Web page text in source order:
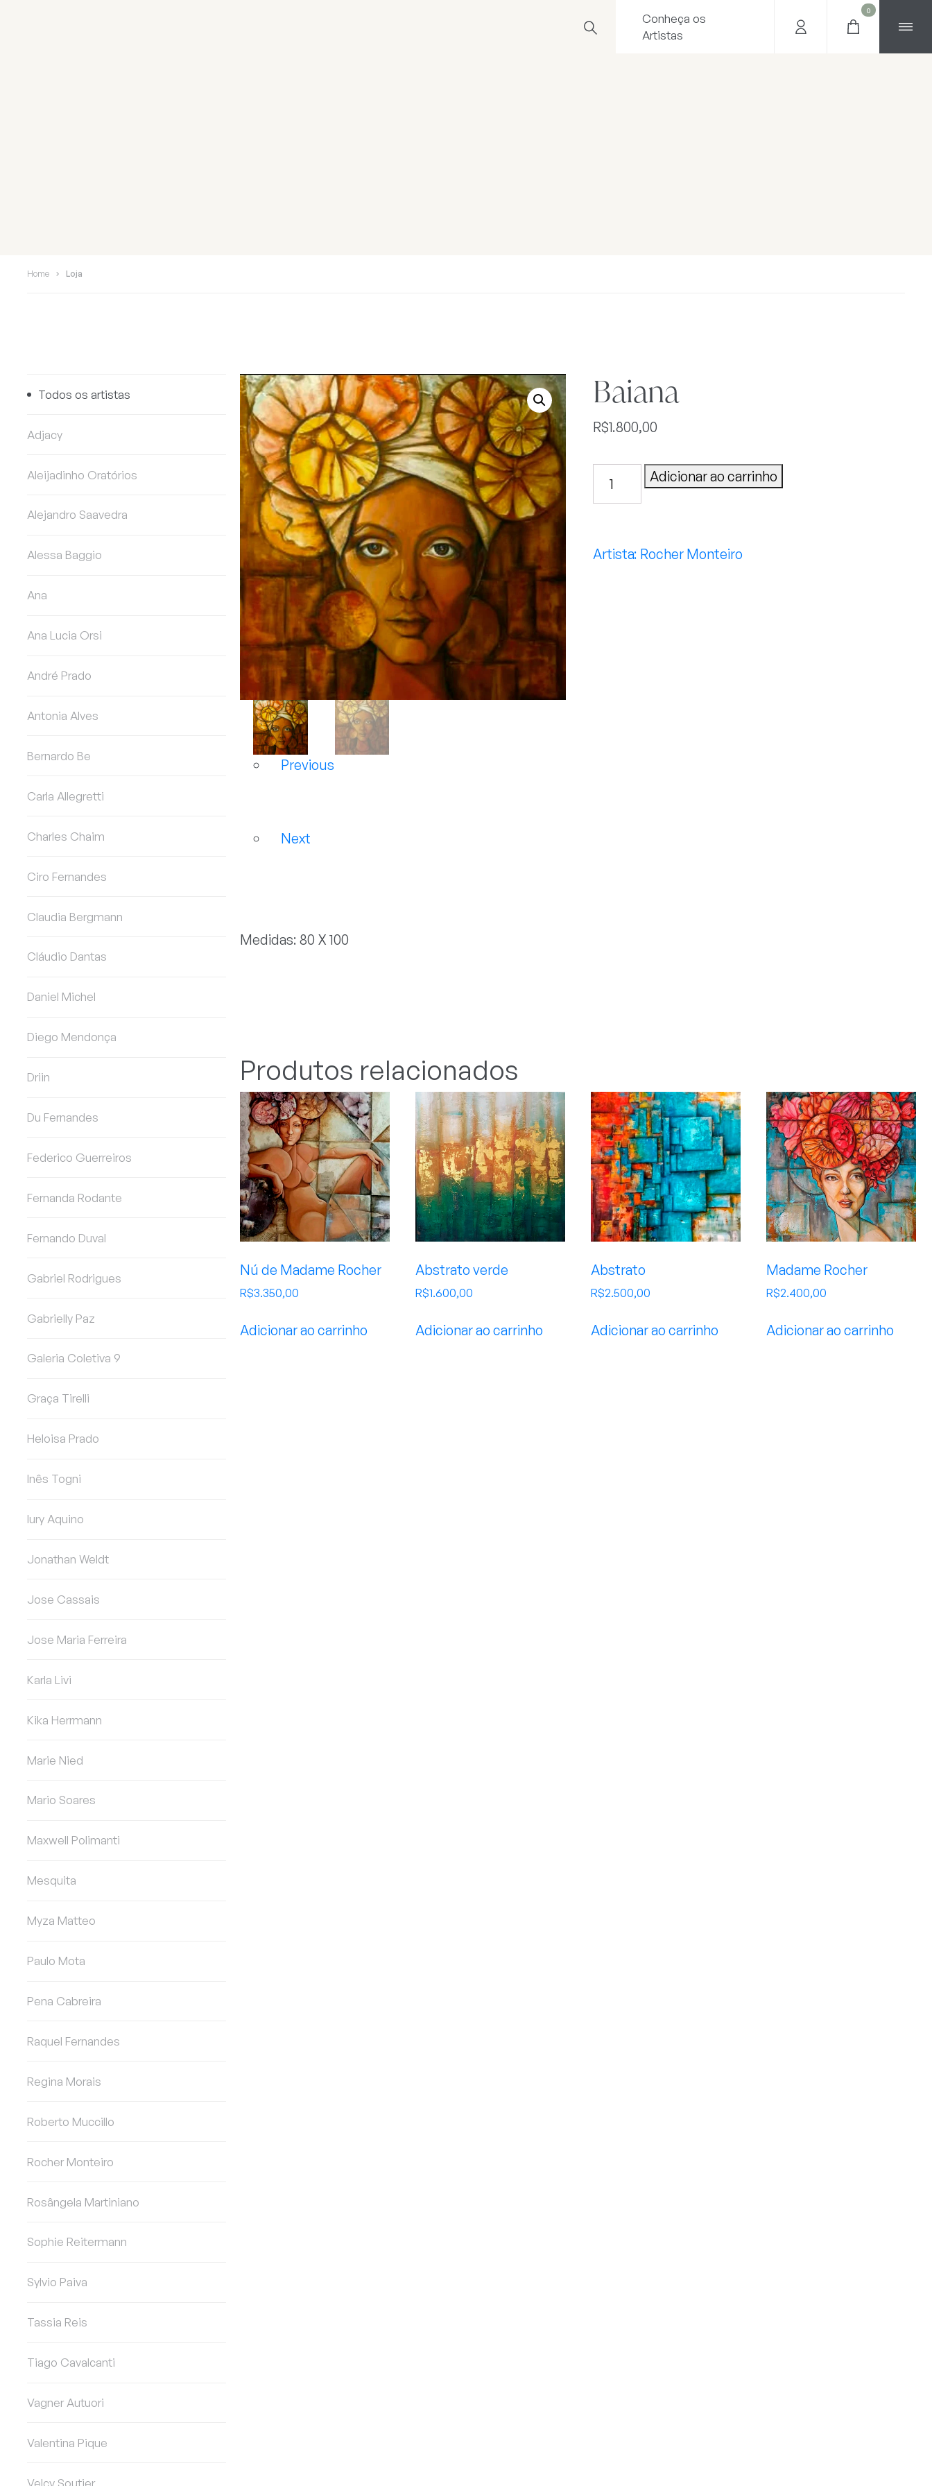
Conheça os
Artistas
0
Home Loja
Todos os artistas
Adjacy
Aleijadinho Oratórios
Alejandro Saavedra
Alessa Baggio
Ana
Ana Lucia Orsi
André Prado
Antonia Alves
Bernardo Be
Carla Allegretti
Charles Chaim
Ciro Fernandes
Claudia Bergmann
Cláudio Dantas
Daniel Michel
Diego Mendonça
Driin
Du Fernandes
Federico Guerreiros
Fernanda Rodante
Fernando Duval
Gabriel Rodrigues
Gabrielly Paz
Galeria Coletiva 9
Graça Tirelli
Heloisa Prado
Inês Togni
Iury Aquino
Jonathan Weldt
Jose Cassais
Jose Maria Ferreira
Karla Livi
Kika Herrmann
Marie Nied
Mario Soares
Maxwell Polimanti
Mesquita
Myza Matteo
Paulo Mota
Pena Cabreira
Raquel Fernandes
Regina Morais
Roberto Muccillo
Rocher Monteiro
Rosângela Martiniano
Sophie Reitermann
Sylvio Paiva
Tassia Reis
Tiago Cavalcanti
Vagner Autuori
Valentina Pique
Velcy Soutier
Previous
Next
Baiana
R$1.800,00
quantidade
Adicionar ao carrinho
Rocher Monteiro
Medidas: 80 X 100
Produtos relacionados
Nú de Madame Rocher
R$3.350,00
Adicionar ao carrinho
Abstrato verde
R$1.600,00
Adicionar ao carrinho
Abstrato
R$2.500,00
Adicionar ao carrinho
Madame Rocher
R$2.400,00
Adicionar ao carrinho